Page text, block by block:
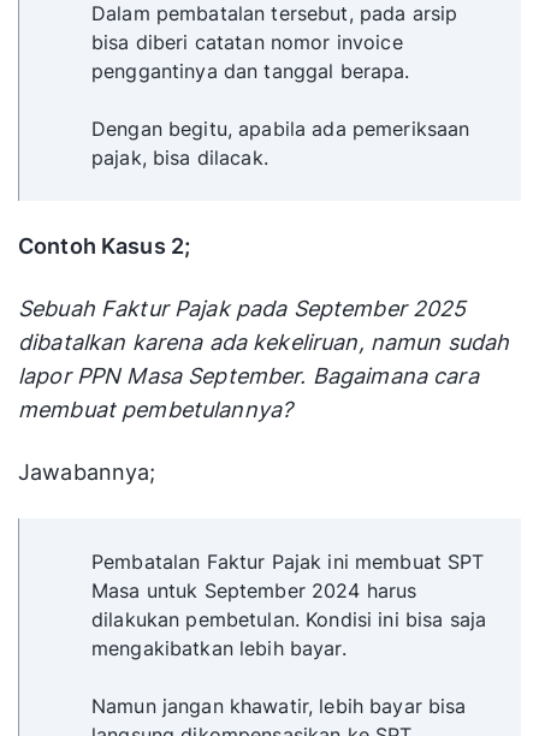
Dalam pembatalan tersebut, pada arsip
bisa diberi catatan nomor invoice
penggantinya dan tanggal berapa.
Dengan begitu, apabila ada pemeriksaan
pajak, bisa dilacak.
Contoh Kasus 2;
Sebuah Faktur Pajak pada September 2025
dibatalkan karena ada kekeliruan, namun sudah
lapor PPN Masa September. Bagaimana cara
membuat pembetulannya?
Jawabannya;
Pembatalan Faktur Pajak ini membuat SPT
Masa untuk September 2024 harus
dilakukan pembetulan. Kondisi ini bisa saja
mengakibatkan lebih bayar.
Namun jangan khawatir, lebih bayar bisa